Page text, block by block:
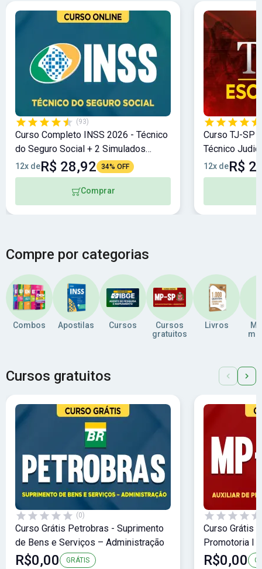
(93)
Curso Completo INSS 2026 - Técnico
do Seguro Social + 2 Simulados
Bônus!
12x deR$ 28,92 34% OFF
Comprar
Curso TJ-SP
Técnico
Bônus
12x deR$
Compre por categorias
Combos Apostilas Cursos
Cursos
gratuitos
Livros
Cursos gratuitos
(0)
Curso Grátis Petrobras - Suprimento
de Bens e Serviços – Administração
R$0,00 GRÁTIS
Curso Grátis
Promotoria I
R$0,00